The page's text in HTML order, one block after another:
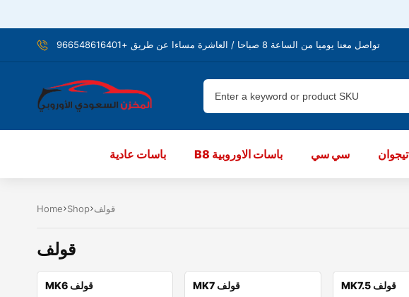
تواصل معنا يوميا من الساعة 8 صباحا / العاشرة مساءا عن طريق +966548616401
باسات عادية B8 باسات الاوروبية سي سي تيجوان
Home Shop قولف
قولف
MK6 قولف MK7 قولف MK7.5 قولف